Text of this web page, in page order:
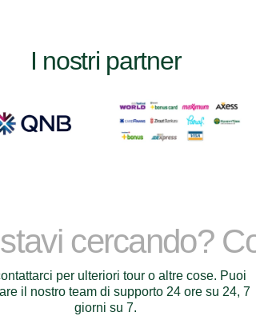
I nostri partner
cercando?
per ulteriori tour o altre cose. Puoi
il nostro team di supporto 24 ore su 24, 7
giorni su 7.